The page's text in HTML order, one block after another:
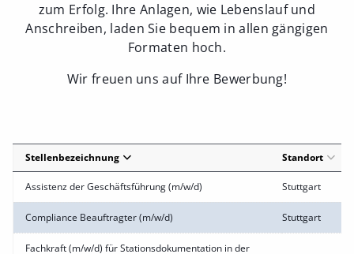
zum Erfolg. Ihre Anlagen, wie Lebenslauf und
Anschreiben, laden Sie bequem in allen gängigen
Formaten hoch.
Wir freuen uns auf Ihre Bewerbung!
Stellenbezeichnung Standort
Assistenz der Geschäftsführung (m/w/d) Stuttgart
Compliance Beauftragter (m/w/d) Stuttgart
Fachkraft (m/w/d) für Stationsdokumentation in der